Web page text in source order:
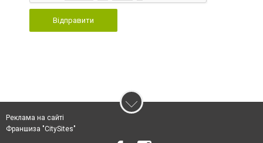
Відправити
Реклама на сайті
Франшиза "CitySites"